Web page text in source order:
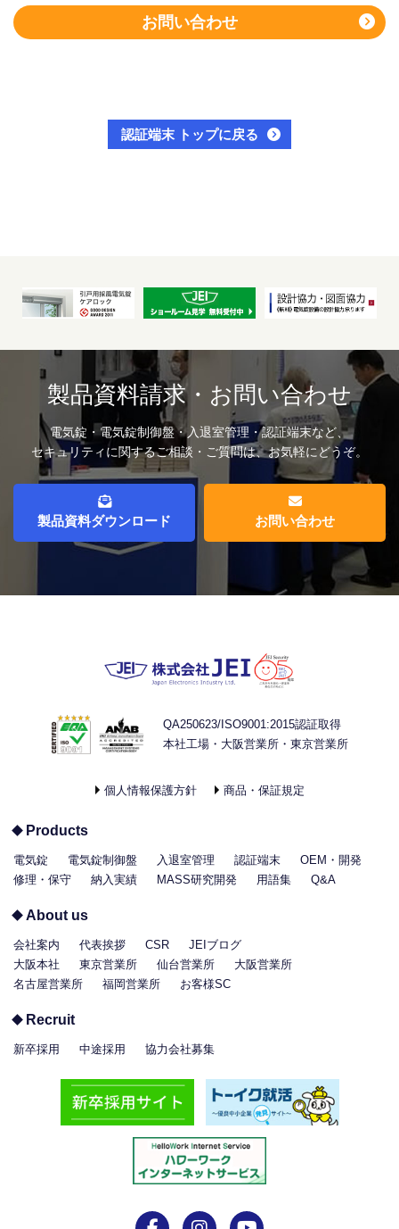
お問い合わせ
認証端末 トップに戻る
製品資料請求・お問い合わせ
電気錠・電気錠制御盤・入退室管理・認証端末など、
セキュリティに関するご相談・ご質問は、お気軽にどうぞ。
製品資料ダウンロード お問い合わせ
QA250623/ISO9001:2015認証取得
本社工場・大阪営業所・東京営業所
個人情報保護方針 商品・保証規定
Products
電気錠 電気錠制御盤 入退室管理 認証端末
OEM・開発
修理・保守
納入実績 MASS研究開発 用語集 Q&A
About us
会社案内 代表挨拶 CSR
JEIブログ
大阪本社
東京営業所 仙台営業所
大阪営業所
名古屋営業所
福岡営業所 お客様SC
Recruit
新卒採用 中途採用 協力会社募集